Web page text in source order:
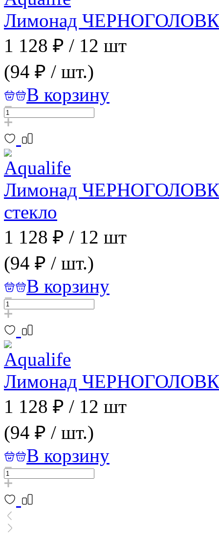
Лимонад
1 128 ₽ / 12 шт
(94 ₽ / шт.)
В корзину
Лимонад
стекло
1 128 ₽ / 12 шт
(94 ₽ / шт.)
В корзину
Лимонад ЧЕРНОГОЛОВКА
1 128 ₽ / 12 шт
(94 ₽ / шт.)
В корзину